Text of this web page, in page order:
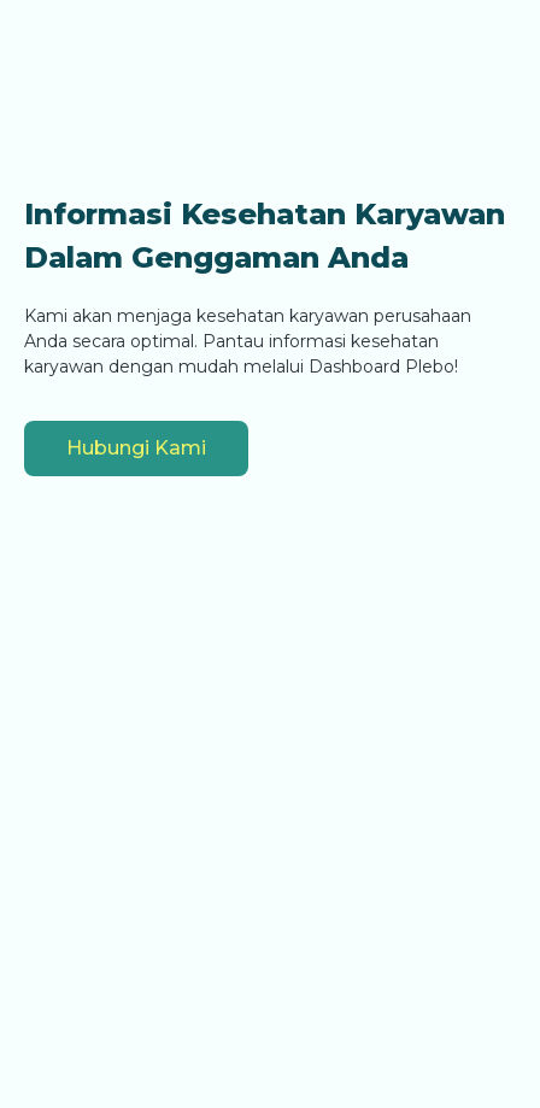
Informasi Kesehatan Karyawan
Dalam Genggaman Anda
Kami akan menjaga kesehatan karyawan perusahaan
Anda secara optimal. Pantau informasi kesehatan
karyawan dengan mudah melalui Dashboard Plebo!
Hubungi Kami